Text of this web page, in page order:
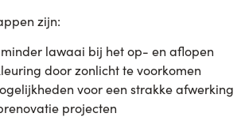
zijn:
lawaai bij het op- en aflopen
door zonlicht te voorkomen
voor een strakke afwerking
projecten